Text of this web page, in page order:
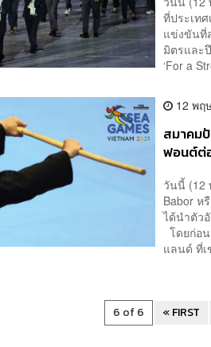
ที่ประเท
แข่งขันที่
มิตรและ
‘For a
12 พฤ
สมาคม
ฟอนต์ต่
วันนี้ (12
Babor ห
ได้นำตัว
โดยก่อ
แลนด์ ที่
6 of 6 « FIRST